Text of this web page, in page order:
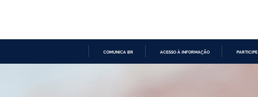
COMUNICA BR ACESSO À INFORMAÇÃO PARTICIPE